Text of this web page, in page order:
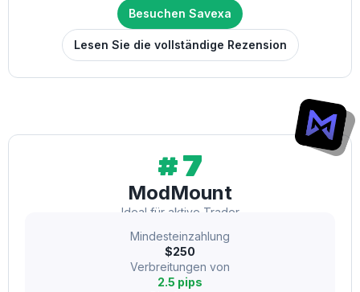
Besuchen Savexa
Lesen Sie die vollständige Rezension
#7
ModMount
Ideal für aktive Trader
Mindesteinzahlung
$250
Verbreitungen von
2.5 pips